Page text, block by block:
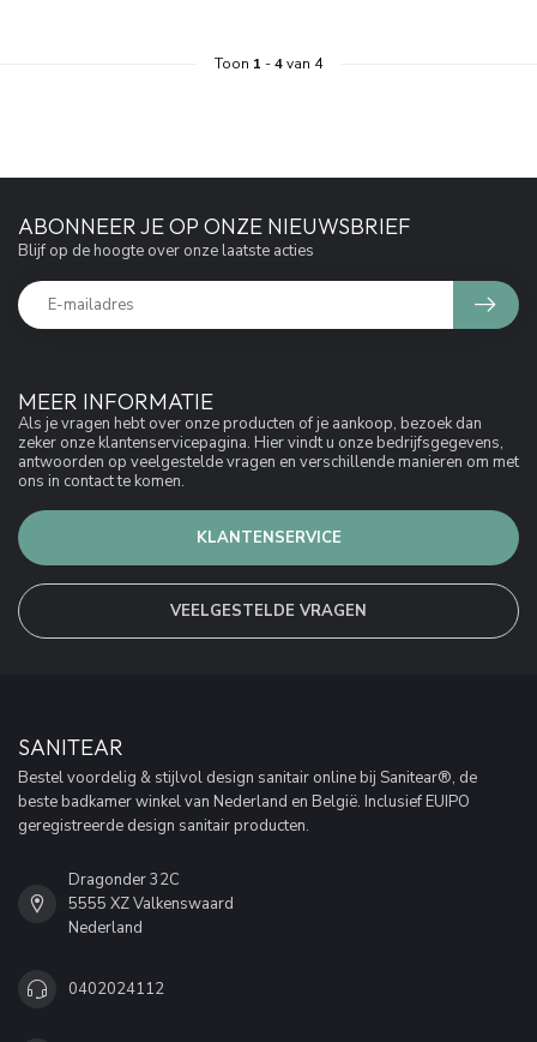
Toon 1 -4van 4
MEER INFORMATIE
Als je vragen hebt over onze producten of je aankoop, bezoek dan
zeker onze klantenservicepagina. Hier vindt u onze bedrijfsgegevens,
antwoorden op veelgestelde vragen en verschillende manieren om met
ons in contact te komen.
KLANTENSERVICE
VEELGESTELDE VRAGEN
ABONNEER JE OP ONZE NIEUWSBRIEF
Blijf op de hoogte over onze laatste acties
SANITEAR
Bestel voordelig & stijlvol design sanitair online bij Sanitear®, de
beste badkamer winkel van Nederland en België. Inclusief EUIPO
geregistreerde design sanitair producten.
Dragonder 32C
5555 XZ Valkenswaard
Nederland
0402024112